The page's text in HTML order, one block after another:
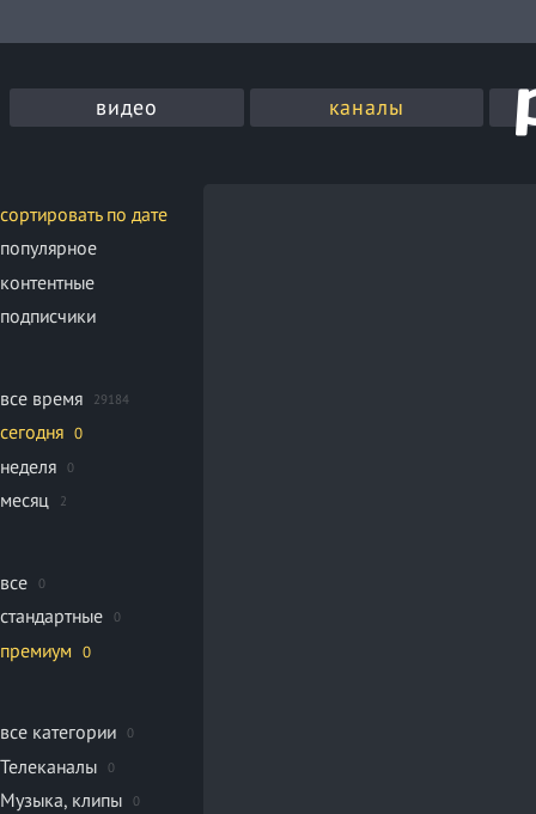
видео каналы
сортировать по дате
популярное
контентные
подписчики
все время 29184
сегодня 0
неделя 0
месяц 2
все 0
стандартные 0
премиум 0
все категории 0
Телеканалы 0
Музыка, клипы 0